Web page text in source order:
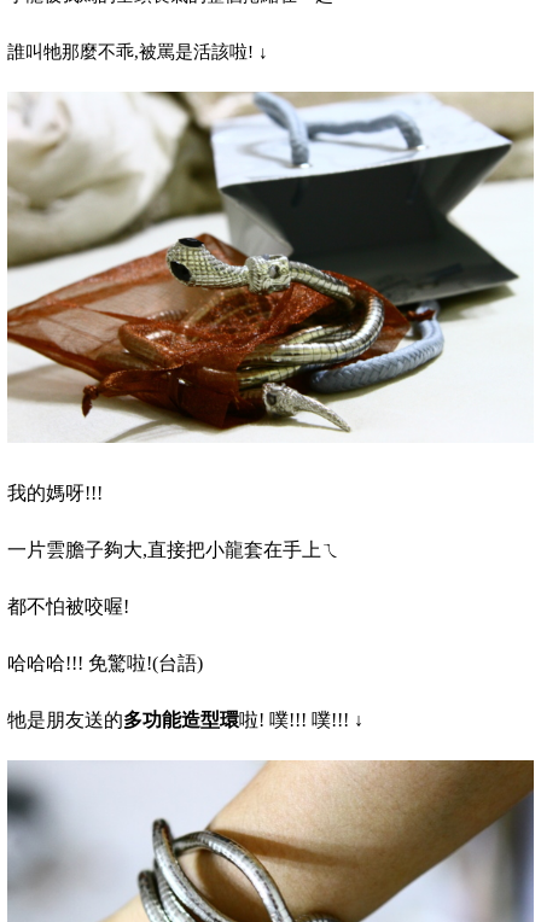
誰叫牠那麼不乖,被罵是活該啦! ↓
我的媽呀!!!
一片雲膽子夠大,直接把小龍套在手上ㄟ
都不怕被咬喔!
哈哈哈!!! 免驚啦!(台語)
牠是朋友送的多功能造型環啦! 噗!!! 噗!!! ↓